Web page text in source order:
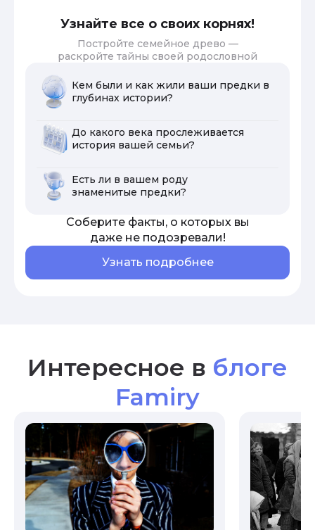
Узнайте все о своих корнях!
Постройте семейное древо —
раскройте тайны своей родословной
Кем были и как жили ваши предки в
глубинах истории?
До какого века прослеживается
история вашей семьи?
Есть ли в вашем роду
знаменитые предки?
Соберите факты, о которых вы
даже не подозревали!
Узнать подробнее
Интересное в блоге
Famiry